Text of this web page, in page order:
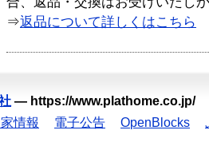
⇒返品について詳しくはこちら
— https://www.plathome.co.jp/
情報 電子公告 OpenBlocks